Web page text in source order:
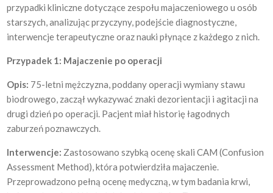
przypadki kliniczne dotyczące zespołu majaczeniowego u osób
starszych, analizując przyczyny, podejście diagnostyczne,
interwencje terapeutyczne oraz nauki płynące z każdego z nich.
Przypadek 1: Majaczenie po operacji
Opis: 75-letni mężczyzna, poddany operacji wymiany stawu
biodrowego, zaczął wykazywać znaki dezorientacji i agitacji na
drugi dzień po operacji. Pacjent miał historię łagodnych
zaburzeń poznawczych.
Interwencje: Zastosowano szybką ocenę skali CAM (Confusion
Assessment Method), która potwierdziła majaczenie.
Przeprowadzono pełną ocenę medyczną, w tym badania krwi,